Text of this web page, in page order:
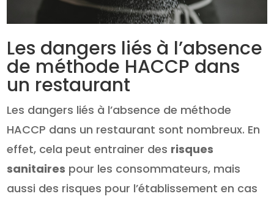
Les dangers liés à l’absence
de méthode HACCP dans
un restaurant
Les dangers liés à l’absence de méthode
HACCP dans un restaurant sont nombreux. En
effet, cela peut entrainer des risques
sanitaires pour les consommateurs, mais
aussi des risques pour l’établissement en cas